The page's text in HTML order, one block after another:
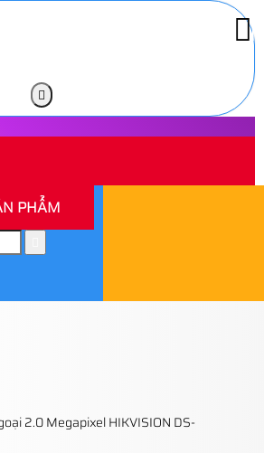
PHẨM
2.0 Megapixel HIKVISION DS-